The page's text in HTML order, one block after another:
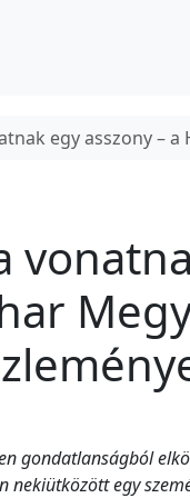
egy asszony –
gondatlanságból
nekiütközött egy